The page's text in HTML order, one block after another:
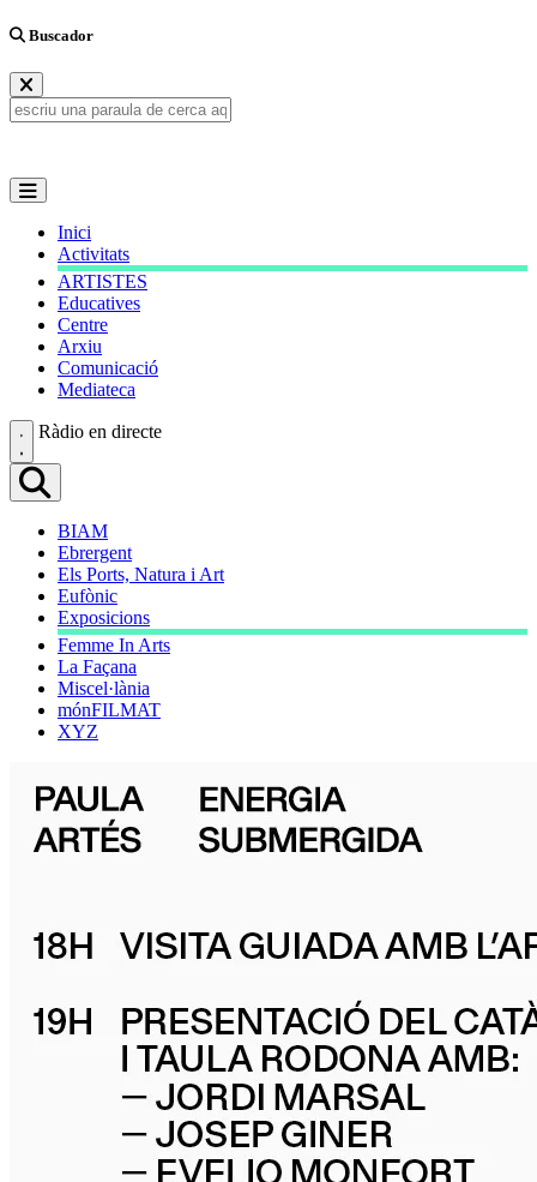
Buscador
Inici
Activitats
ARTISTES
Educatives
Centre
Arxiu
Comunicació
Mediateca
Ràdio en directe
BIAM
Ebrergent
Els Ports, Natura i Art
Eufònic
Exposicions
Femme In Arts
La Façana
Miscel·lània
mónFILMAT
XYZ